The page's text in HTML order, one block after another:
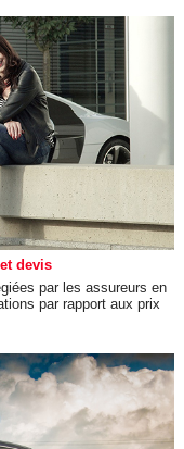
devis
par les assureurs en
par rapport aux prix